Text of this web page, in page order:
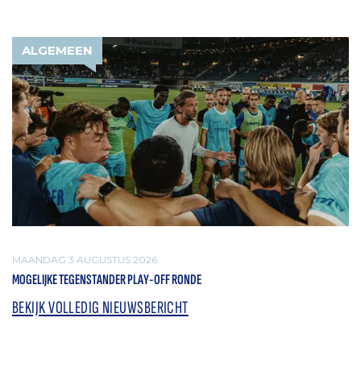
ALGEMEEN
MAANDAG 3 AUGUSTUS 2026
MOGELIJKE TEGENSTANDER PLAY-OFF RONDE
BEKIJK VOLLEDIG NIEUWSBERICHT